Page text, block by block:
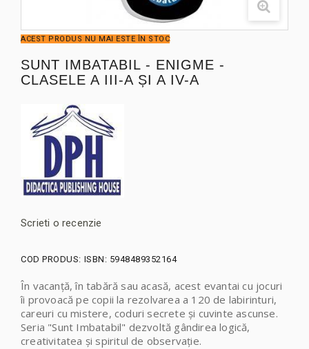
ACEST PRODUS NU MAI ESTE ÎN STOC
SUNT IMBATABIL - ENIGME -
CLASELE A III-A ȘI A IV-A
Scrieti o recenzie
COD PRODUS: ISBN: 5948489352164
În vacanță, în tabără sau acasă, acest evantai cu jocuri
îi provoacă pe copii la rezolvarea a 120 de labirinturi,
careuri cu mistere, coduri secrete și cuvinte ascunse.
Seria "Sunt Imbatabil" dezvoltă gândirea logică,
creativitatea și spiritul de observație.